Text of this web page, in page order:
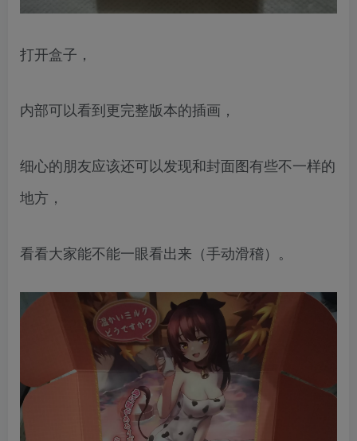
打开盒子，
内部可以看到更完整版本的插画，
细心的朋友应该还可以发现和封面图有些不一样的
地方，
看看大家能不能一眼看出来（手动滑稽）。